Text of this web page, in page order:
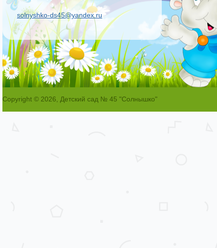
solnyshko-ds45@yandex.ru
Copyright © 2026, Детский сад № 45 "Солнышко"